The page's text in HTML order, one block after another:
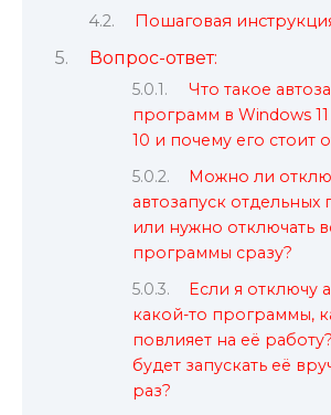
Пошаговая
Вопрос-ответ:
Что такое
программ в Windows
10 и почему его стоит
Можно ли
автозапуск
или нужно отключать
программы сразу?
Если я отключу
какой-то программы,
повлияет на её
будет запускать её
раз?